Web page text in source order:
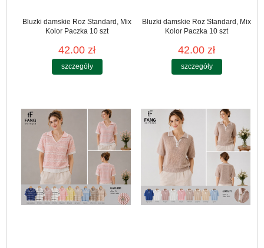
Bluzki damskie Roz Standard, Mix
Kolor Paczka 10 szt
42.00 zł
szczegóły
Bluzki damskie Roz Standard, Mix
Kolor Paczka 10 szt
42.00 zł
szczegóły